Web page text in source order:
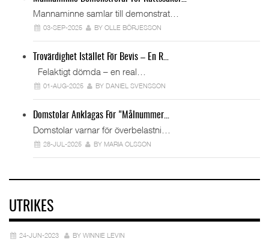
Mannaminne samlar till demonstrat…
03-SEP-2025 BY OLLE BÖRJESSON
Trovärdighet Istället För Bevis – En R…
Felaktigt dömda – en real…
01-AUG-2025 BY DANIEL SVENSSON
Domstolar Anklagas För "målnummer…
Domstolar varnar för överbelastni…
28-JUL-2025 BY MARIA OLSSON
UTRIKES
24-JUN-2023 BY WINNIE LEVIN